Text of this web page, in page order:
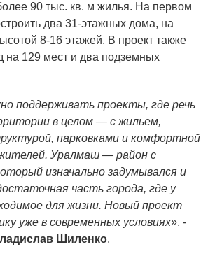
90 тыс. кв. м жилья. На первом
два 31-этажных дома, на
8-16 этажей. В проект также
на 129 мест и два подземных
поддерживать проекты, где речь
в целом — с жильем,
парковками и комфортной
Уралмаш — район с
изначально задумывался и
часть города, где у
для жизни. Новый проект
уже в современных условиях», -
Шиленко.